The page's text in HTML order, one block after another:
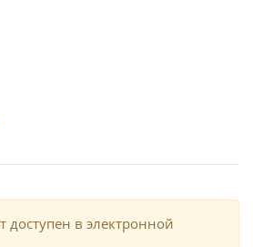
доступен в электронной